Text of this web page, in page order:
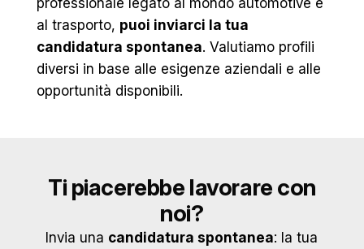
al trasporto, puoi inviarci la tua
candidatura spontanea. Valutiamo profili
diversi in base alle esigenze aziendali e alle
opportunità disponibili.
Ti piacerebbe lavorare con
noi?
Invia una candidatura spontanea: la tua